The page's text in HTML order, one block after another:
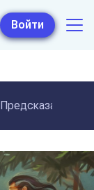
Войти